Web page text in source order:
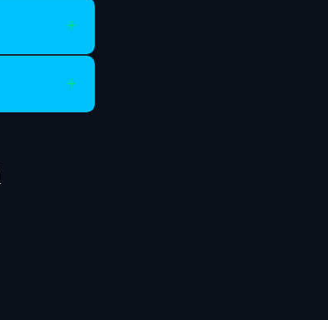
+
+